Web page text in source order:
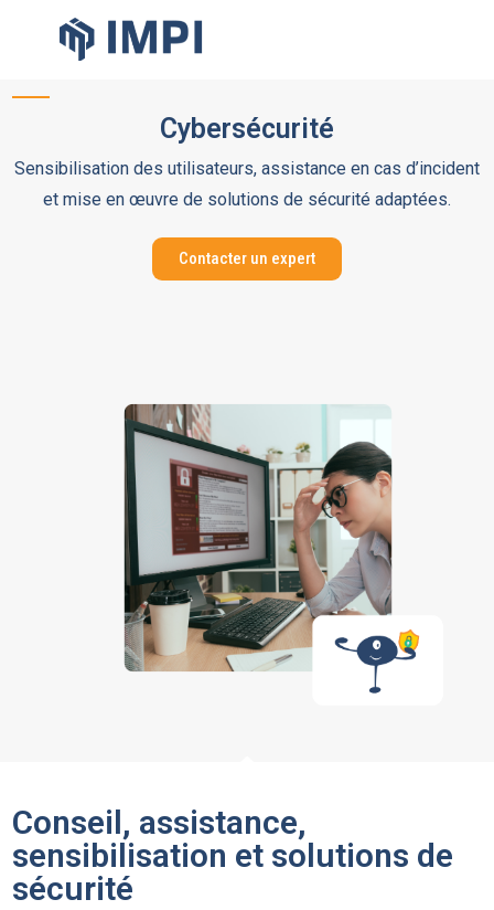
Cybersécurité
Sensibilisation des utilisateurs, assistance en cas d’incident
et mise en œuvre de solutions de sécurité adaptées.
Contacter un expert
Conseil, assistance,
sensibilisation et solutions de
sécurité